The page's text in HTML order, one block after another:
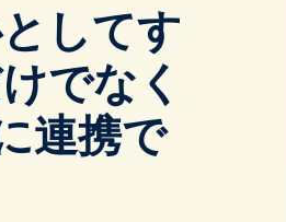
してす
でなく
連携で